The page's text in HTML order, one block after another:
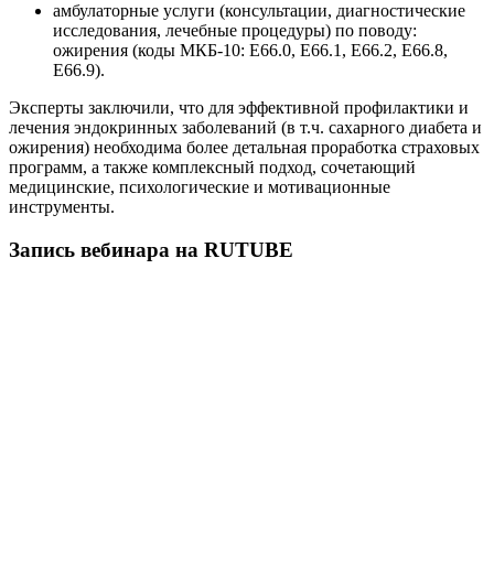
амбулаторные услуги (консультации, диагностические
исследования, лечебные процедуры) по поводу:
ожирения (коды МКБ-10: E66.0, E66.1, E66.2, E66.8,
E66.9).
Эксперты заключили, что для эффективной профилактики и
лечения эндокринных заболеваний (в т.ч. сахарного диабета и
ожирения) необходима более детальная проработка страховых
программ, а также комплексный подход, сочетающий
медицинские, психологические и мотивационные
инструменты.
Запись вебинара на RUTUBE